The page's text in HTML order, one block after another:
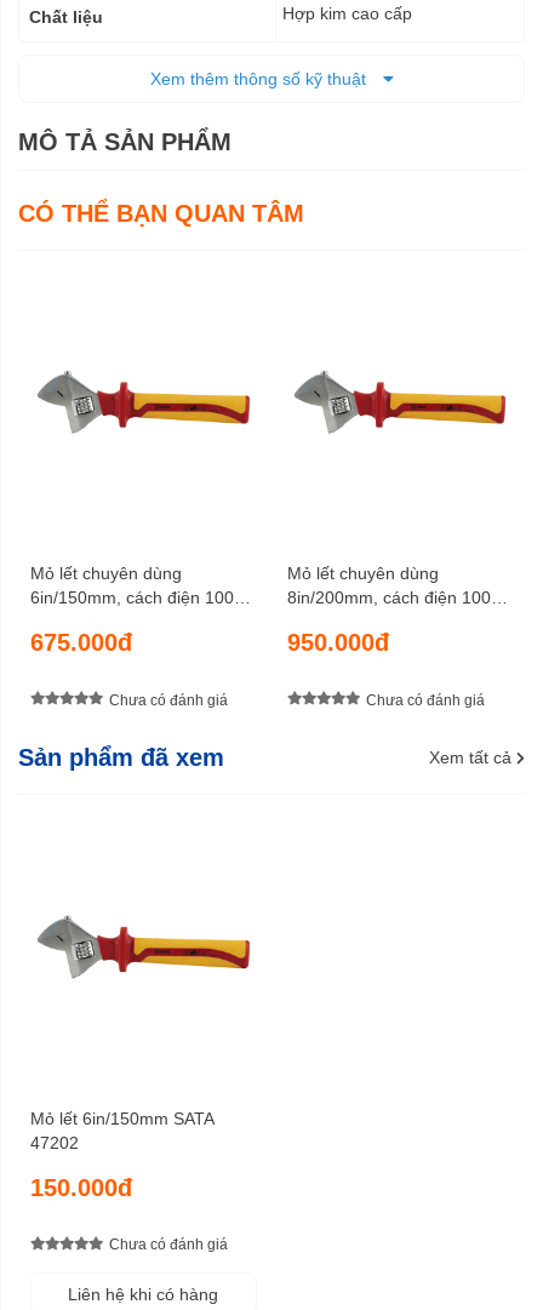
Chất liệu Hợp kim cao cấp
Xem thêm thông số kỹ thuật
MÔ TẢ SẢN PHẨM
CÓ THỂ BẠN QUAN TÂM
Mỏ lết chuyên dùng
6in/150mm, cách điện 1000V
675.000đ
Chưa có đánh giá
Mỏ lết chuyên dùng
8in/200mm, cách điện 1000V
950.000đ
Chưa có đánh giá
Sản phẩm đã xem Xem tất cả
Mỏ lết 6in/150mm SATA
47202
150.000đ
Chưa có đánh giá
Liên hệ khi có hàng